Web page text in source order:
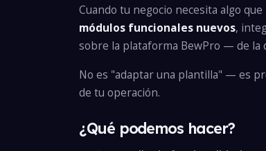
Cuando tu negocio necesita algo
módulos funcionales nuevos,
sobre la plataforma BewPro — de
No es "adaptar una plantilla" — es
de tu operación.
¿Qué podemos hacer?